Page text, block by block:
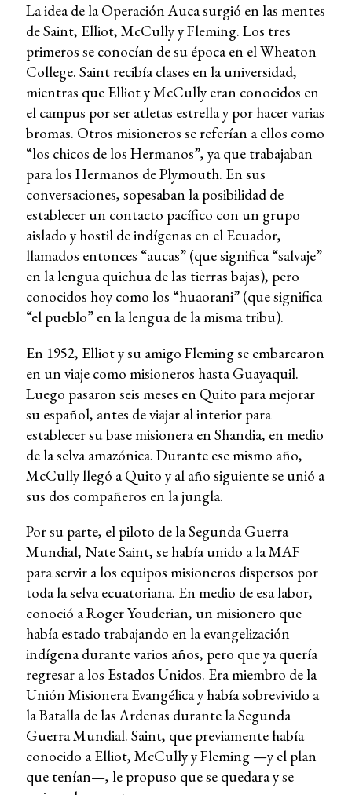
La idea de la Operación Auca surgió en las mentes
de Saint, Elliot, McCully y Fleming. Los tres
primeros se conocían de su época en el Wheaton
College. Saint recibía clases en la universidad,
mientras que Elliot y McCully eran conocidos en
el campus por ser atletas estrella y por hacer varias
bromas. Otros misioneros se referían a ellos como
“los chicos de los Hermanos”, ya que trabajaban
para los Hermanos de Plymouth. En sus
conversaciones, sopesaban la posibilidad de
establecer un contacto pacífico con un grupo
aislado y hostil de indígenas en el Ecuador,
llamados entonces “aucas” (que significa “salvaje”
en la lengua quichua de las tierras bajas), pero
conocidos hoy como los “huaorani” (que significa
“el pueblo” en la lengua de la misma tribu).
En 1952, Elliot y su amigo Fleming se embarcaron
en un viaje como misioneros hasta Guayaquil.
Luego pasaron seis meses en Quito para mejorar
su español, antes de viajar al interior para
establecer su base misionera en Shandia, en medio
de la selva amazónica. Durante ese mismo año,
McCully llegó a Quito y al año siguiente se unió a
sus dos compañeros en la jungla.
Por su parte, el piloto de la Segunda Guerra
Mundial, Nate Saint, se había unido a la MAF
para servir a los equipos misioneros dispersos por
toda la selva ecuatoriana. En medio de esa labor,
conoció a Roger Youderian, un misionero que
había estado trabajando en la evangelización
indígena durante varios años, pero que ya quería
regresar a los Estados Unidos. Era miembro de la
Unión Misionera Evangélica y había sobrevivido a
la Batalla de las Ardenas durante la Segunda
Guerra Mundial. Saint, que previamente había
conocido a Elliot, McCully y Fleming —y el plan
que tenían—, le propuso que se quedara y se